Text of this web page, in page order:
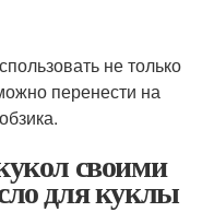
не только
перенести на
своими
для куклы